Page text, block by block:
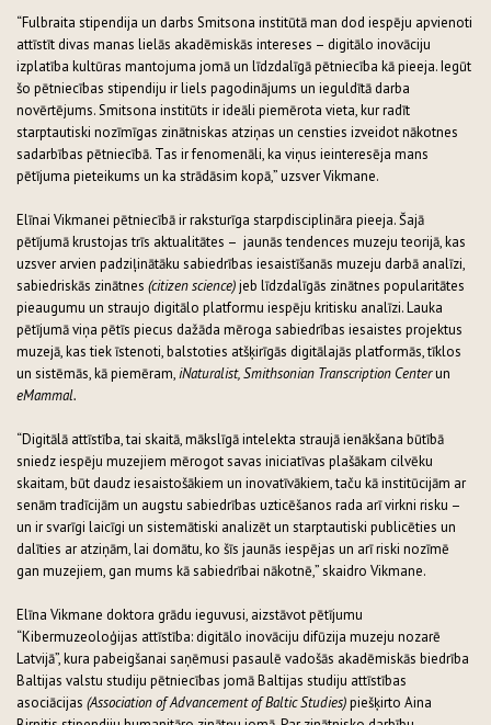
“Fulbraita stipendija un darbs Smitsona institūtā man dod iespēju apvienoti
attīstīt divas manas lielās akadēmiskās intereses – digitālo inovāciju
izplatība kultūras mantojuma jomā un līdzdalīgā pētniecība kā pieeja. Iegūt
šo pētniecības stipendiju ir liels pagodinājums un ieguldītā darba
novērtējums. Smitsona institūts ir ideāli piemērota vieta, kur radīt
starptautiski nozīmīgas zinātniskas atziņas un censties izveidot nākotnes
sadarbības pētniecībā. Tas ir fenomenāli, ka viņus ieinteresēja mans
pētījuma pieteikums un ka strādāsim kopā,” uzsver Vikmane.
Elīnai Vikmanei pētniecībā ir raksturīga starpdisciplināra pieeja. Šajā
pētījumā krustojas trīs aktualitātes – jaunās tendences muzeju teorijā, kas
uzsver arvien padziļinātāku sabiedrības iesaistīšanās muzeju darbā analīzi,
sabiedriskās zinātnes (citizen science)jeb līdzdalīgās zinātnes popularitātes
pieaugumu un straujo digitālo platformu iespēju kritisku analīzi. Lauka
pētījumā viņa pētīs piecus dažāda mēroga sabiedrības iesaistes projektus
muzejā, kas tiek īstenoti, balstoties atšķirīgās digitālajās platformās, tīklos
un sistēmās, kā piemēram,iNaturalist, Smithsonian Transcription Centerun
eMammal.
“Digitālā attīstība, tai skaitā, mākslīgā intelekta straujā ienākšana būtībā
sniedz iespēju muzejiem mērogot savas iniciatīvas plašākam cilvēku
skaitam, būt daudz iesaistošākiem un inovatīvākiem, taču kā institūcijām ar
senām tradīcijām un augstu sabiedrības uzticēšanos rada arī virkni risku –
un ir svarīgi laicīgi un sistemātiski analizēt un starptautiski publicēties un
dalīties ar atziņām, lai domātu, ko šīs jaunās iespējas un arī riski nozīmē
gan muzejiem, gan mums kā sabiedrībai nākotnē,” skaidro Vikmane.
Elīna Vikmane doktora grādu ieguvusi, aizstāvot pētījumu
“Kibermuzeoloģijas attīstība: digitālo inovāciju difūzija muzeju nozarē
Latvijā”, kura pabeigšanai saņēmusi pasaulē vadošās akadēmiskās biedrība
Baltijas valstu studiju pētniecības jomā Baltijas studiju attīstības
asociācijas (Association of Advancement of Baltic Studies)piešķirto Aina